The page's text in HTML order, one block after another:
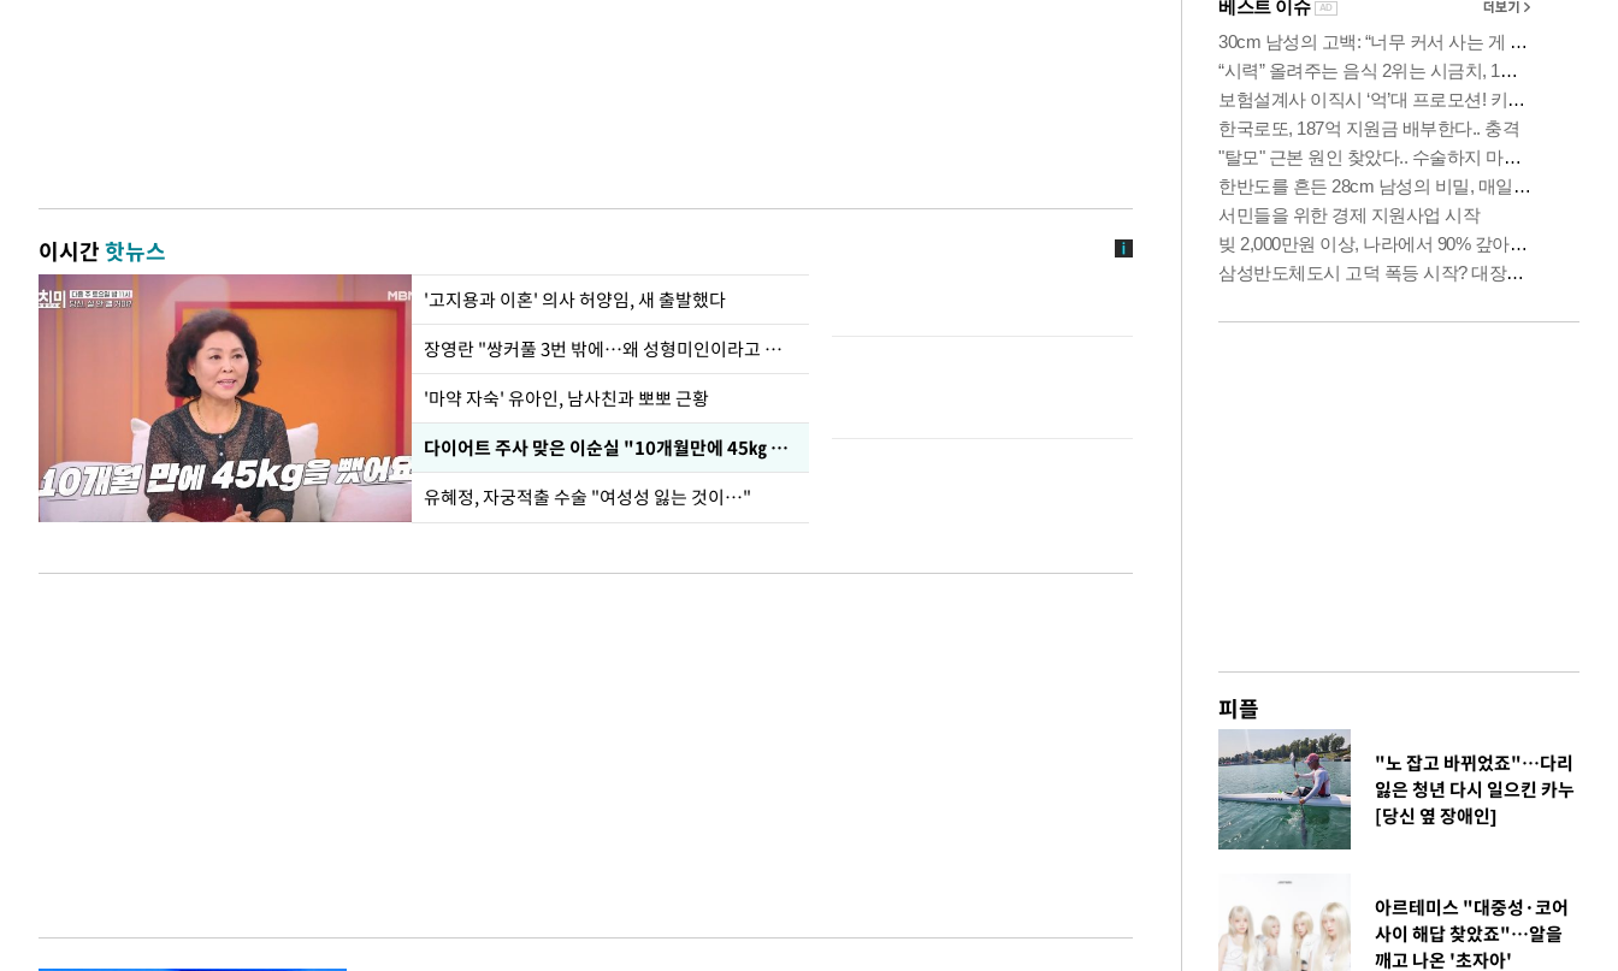
이시간핫뉴스
'고지용과 이혼' 의사 허양임, 새 출발했다
장영란 "쌍커풀 3번 밖에…왜 성형미인이라고 하냐"
'마약 자숙' 유아인, 남사친과 뽀뽀 근황
다이어트 주사 맞은 이순실 "10개월만에 45㎏ 감량"
유혜정, 자궁적출 수술 "여성성 잃는 것이…"
피플
"노 잡고 바뀌었죠"…다리
잃은 청년 다시 일으킨 카누
[당신 옆 장애인]
아르테미스 "대중성·코어
사이 해답 찾았죠"…알을
깨고 나온 '초자아'